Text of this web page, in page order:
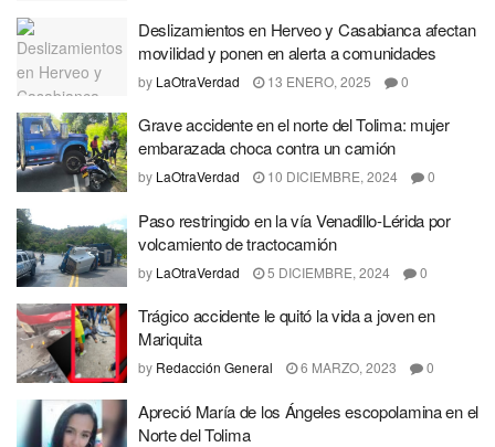
Deslizamientos en Herveo y Casabianca afectan
movilidad y ponen en alerta a comunidades
by LaOtraVerdad 13 ENERO, 2025 0
Grave accidente en el norte del Tolima: mujer
embarazada choca contra un camión
by LaOtraVerdad 10 DICIEMBRE, 2024 0
Paso restringido en la vía Venadillo-Lérida por
volcamiento de tractocamión
by LaOtraVerdad 5 DICIEMBRE, 2024 0
Trágico accidente le quitó la vida a joven en
Mariquita
by Redacción General 6 MARZO, 2023 0
Apreció María de los Ángeles escopolamina en el
Norte del Tolima